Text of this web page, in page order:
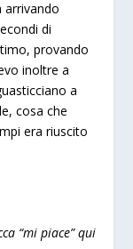
arrivando
di
provando
inoltre a
a
cosa che
era riuscito
“mi piace”qui